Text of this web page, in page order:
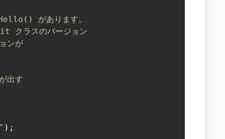
があります。
クラスのバージョン
ンが
出す
) ;